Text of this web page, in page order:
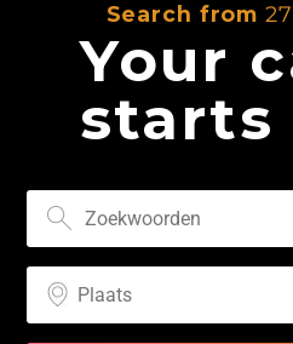
Search from
Your
starts